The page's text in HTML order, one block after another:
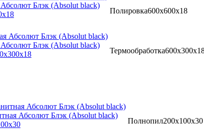
Блэк (Absolut black)
Полировка600x600x18
Блэк (Absolut black)
Термообработка
Абсолют Блэк (Absolut black)
Полнопил200x100x30